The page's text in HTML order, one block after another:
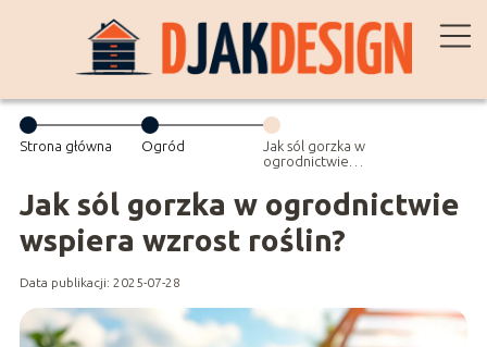
Strona główna Ogród
Jak sól gorzka w
ogrodnictwie
Jak sól gorzka w ogrodnictwie
wspiera wzrost roślin?
Data publikacji: 2025-07-28